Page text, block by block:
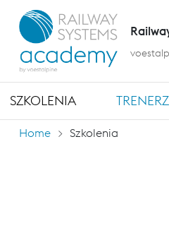
SZKOLENIA
Home Szkolenia